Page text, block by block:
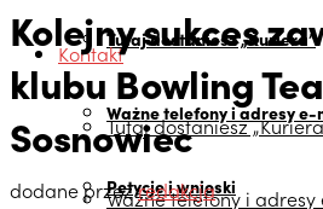
Tutaj dostaniesz „Kuriera”
Ważne telefony i adresy e-
Petycje i wnioski
Kontakt
Tutaj dostaniesz
Ważne telefony i
Kolejny sukces
klubu Bowling
Sosnowiec
dodane przezredakcja